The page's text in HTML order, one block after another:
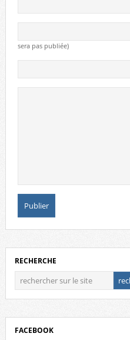
sera pas publiée)
RECHERCHE
FACEBOOK